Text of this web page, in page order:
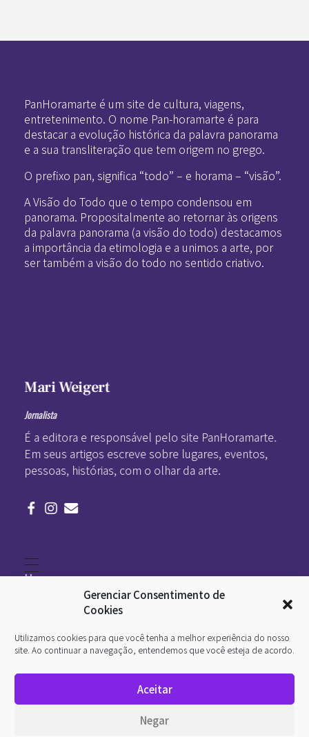
Gerenciar Consentimento de
Cookies
Utilizamos cookies para que você tenha a melhor experiência do nosso
site. Ao continuar a navegação, entendemos que você esteja de acordo.
Aceitar
Negar
PanHoramarte é um site de cultura, viagens,
entretenimento. O nome Pan-horamarte é para
destacar a evolução histórica da palavra panorama
e a sua transliteração que tem origem no grego.
O prefixo pan, significa “todo” – e horama – “visão”.
A Visão do Todo que o tempo condensou em
panorama. Propositalmente ao retornar às origens
da palavra panorama (a visão do todo) destacamos
a importância da etimologia e a unimos a arte, por
ser também a visão do todo no sentido criativo.
Mari Weigert
Jornalista
É a editora e responsável pelo site PanHoramarte.
Em seus artigos escreve sobre lugares, eventos,
pessoas, histórias, com o olhar da arte.
Home
Arte
O que é arte
InternetArt
Quem somos
viajamos nessa poética. Todos os direitos reservados